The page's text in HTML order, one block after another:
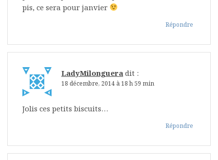
pis, ce sera pour janvier
Répondre
LadyMilonguera dit :
18 décembre, 2014 à 18 h 59 min
Jolis ces petits biscuits…
Répondre